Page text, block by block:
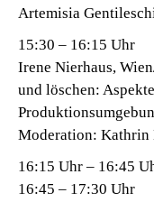
Artemisia
15:30 – 16:15 Uhr
Irene Nierhaus,
und löschen:
Moderation: Kathrin
16:15 Uhr – 16:45
16:45 – 17:30 Uhr